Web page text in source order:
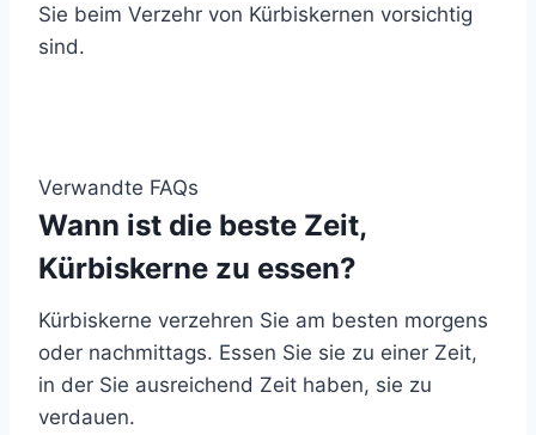
Sie beim Verzehr von Kürbiskernen vorsichtig
sind.
Verwandte FAQs
Wann ist die beste Zeit,
Kürbiskerne zu essen?
Kürbiskerne verzehren Sie am besten morgens
oder nachmittags. Essen Sie sie zu einer Zeit,
in der Sie ausreichend Zeit haben, sie zu
verdauen.